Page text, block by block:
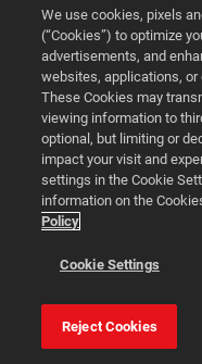
Powered by
Esta web utiliza cookies
We use cookies, pixels
(“Cookies”) to optimize
advertisements, and
websites, applications, or
These Cookies may
viewing information to
optional, but limiting or
impact your visit and
settings in the Cookie
information on the
Policy
Cookie Settings
Reject Cookies